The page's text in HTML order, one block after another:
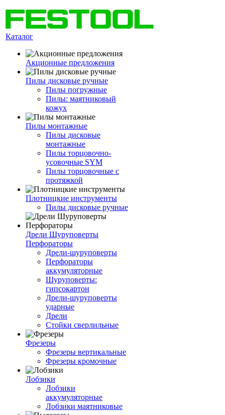
Каталог
Акционные предложения
Пилы дисковые ручные
Пилы погружные
Пилы: маятниковый
кожух
Пилы монтажные
Пилы дисковые
монтажные
Пилы торцовочно-
усовочные SYM
Пилы торцовочные с
протяжкой
Плотницкие инструменты
Пилы дисковые ручные
Дрели Шуруповерты
Перфораторы
Дрели-шуруповерты
Перфораторы
аккумуляторные
Шуруповерты:
гипсокартон
Дрели-шуруповерты
ударные
Дрели
Стойки сверлильные
Фрезеры
Фрезеры вертикальные
Фрезеры кромочные
Лобзики
Лобзики
аккумуляторные
Лобзики маятниковые